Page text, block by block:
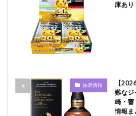
庫あり
抽選情報
【
難なジ
崎・響
情報ま